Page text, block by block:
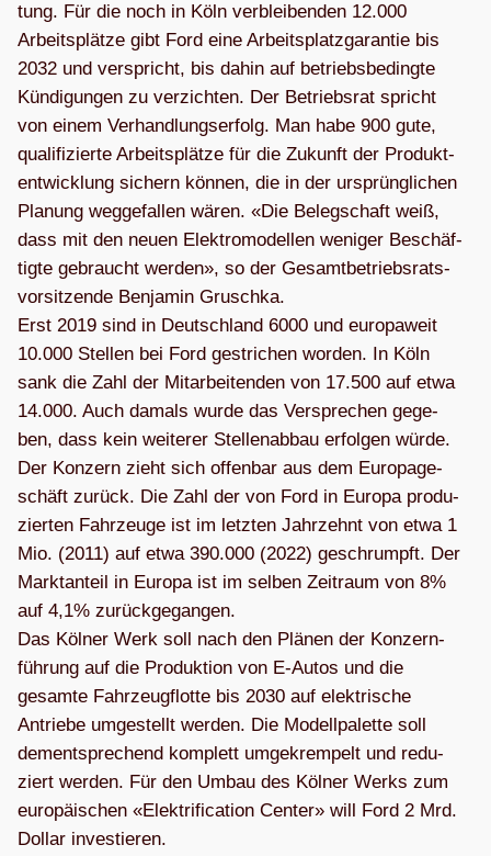
tung. Für die noch in Köln ver­blei­ben­den 12.000
Arbeits­plätze gibt Ford eine Arbeits­platz­ga­ran­tie bis
2032 und ver­spricht, bis dahin auf betriebs­be­dingte
Kün­di­gun­gen zu ver­zich­ten. Der Betriebs­rat spricht
von einem Ver­hand­lungs­er­folg. Man habe 900 gute,
qua­li­fi­zierte Arbeits­plätze für die Zukunft der Pro­dukt­
ent­wick­lung sichern kön­nen, die in der ursprüng­li­chen
Pla­nung weg­ge­fal­len wären. «Die Beleg­schaft weiß,
dass mit den neuen Elek­tro­mo­del­len weni­ger Beschäf­
tigte gebraucht wer­den», so der Gesamt­be­triebs­rats­
vor­sit­zende Ben­ja­min Gruschka.
Erst 2019 sind in Deutsch­land 6000 und euro­pa­weit
10.000 Stel­len bei Ford gestri­chen wor­den. In Köln
sank die Zahl der Mit­ar­bei­ten­den von 17.500 auf etwa
14.000. Auch damals wurde das Ver­spre­chen gege­
ben, dass kein wei­te­rer Stel­len­ab­bau erfol­gen würde.
Der Kon­zern zieht sich offen­bar aus dem Euro­pa­ge­
schäft zurück. Die Zahl der von Ford in Europa pro­du­
zier­ten Fahr­zeuge ist im letz­ten Jahr­zehnt von etwa 1
Mio. (2011) auf etwa 390.000 (2022) geschrumpft. Der
Markt­an­teil in Europa ist im sel­ben Zeit­raum von 8%
auf 4,1% zurück­ge­gan­gen.
Das Köl­ner Werk soll nach den Plä­nen der Kon­zern­
füh­rung auf die Pro­duk­tion von E‑Autos und die
gesamte Fahr­zeug­flotte bis 2030 auf elek­tri­sche
Antriebe umge­stellt wer­den. Die Modell­pa­lette soll
dem­entspre­chend kom­plett umge­krem­pelt und redu­
ziert wer­den. Für den Umbau des Köl­ner Werks zum
euro­päi­schen «Elek­tri­fi­ca­tion Cen­ter» will Ford 2 Mrd.
Dol­lar inves­tie­ren.